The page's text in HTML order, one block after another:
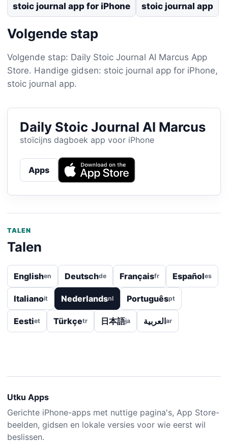
stoic journal app for iPhone stoic journal app
Volgende stap
Volgende stap: Daily Stoic Journal AI Marcus App
Store. Handige gidsen: stoic journal app for iPhone,
stoic journal app.
Daily Stoic Journal AI Marcus
stoïcijns dagboek app voor iPhone
Apps
TALEN
Talen
Englishen Deutschde Françaisfr Españoles
Italianoit Nederlandsnl Portuguêspt
Eestiet Türkçetr 日本語ja العربيةar
Utku Apps
Gerichte iPhone-apps met nuttige pagina's, App Store-
beelden, gidsen en lokale versies voor wie eerst wil
beslissen.